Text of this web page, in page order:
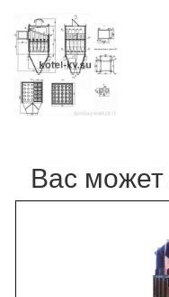
Вас может